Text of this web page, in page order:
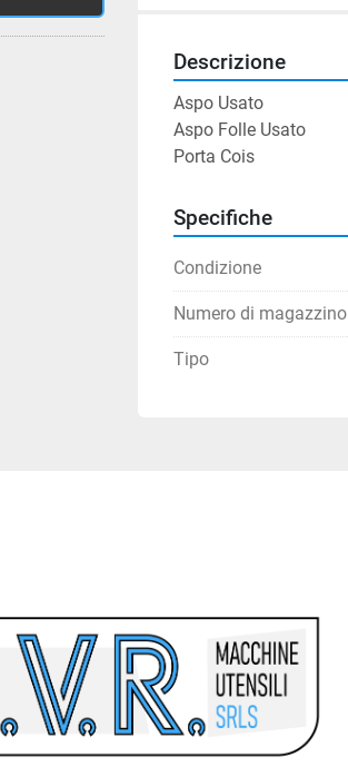
Descrizione
Aspo Usato
Aspo Folle Usato
Porta Cois
Specifiche
Condizione
Numero di magazzino
Tipo